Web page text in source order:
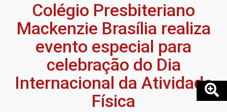
Colégio Presbiteriano
Mackenzie Brasília realiza
evento especial para
celebração do Dia
Internacional da Atividade
Física